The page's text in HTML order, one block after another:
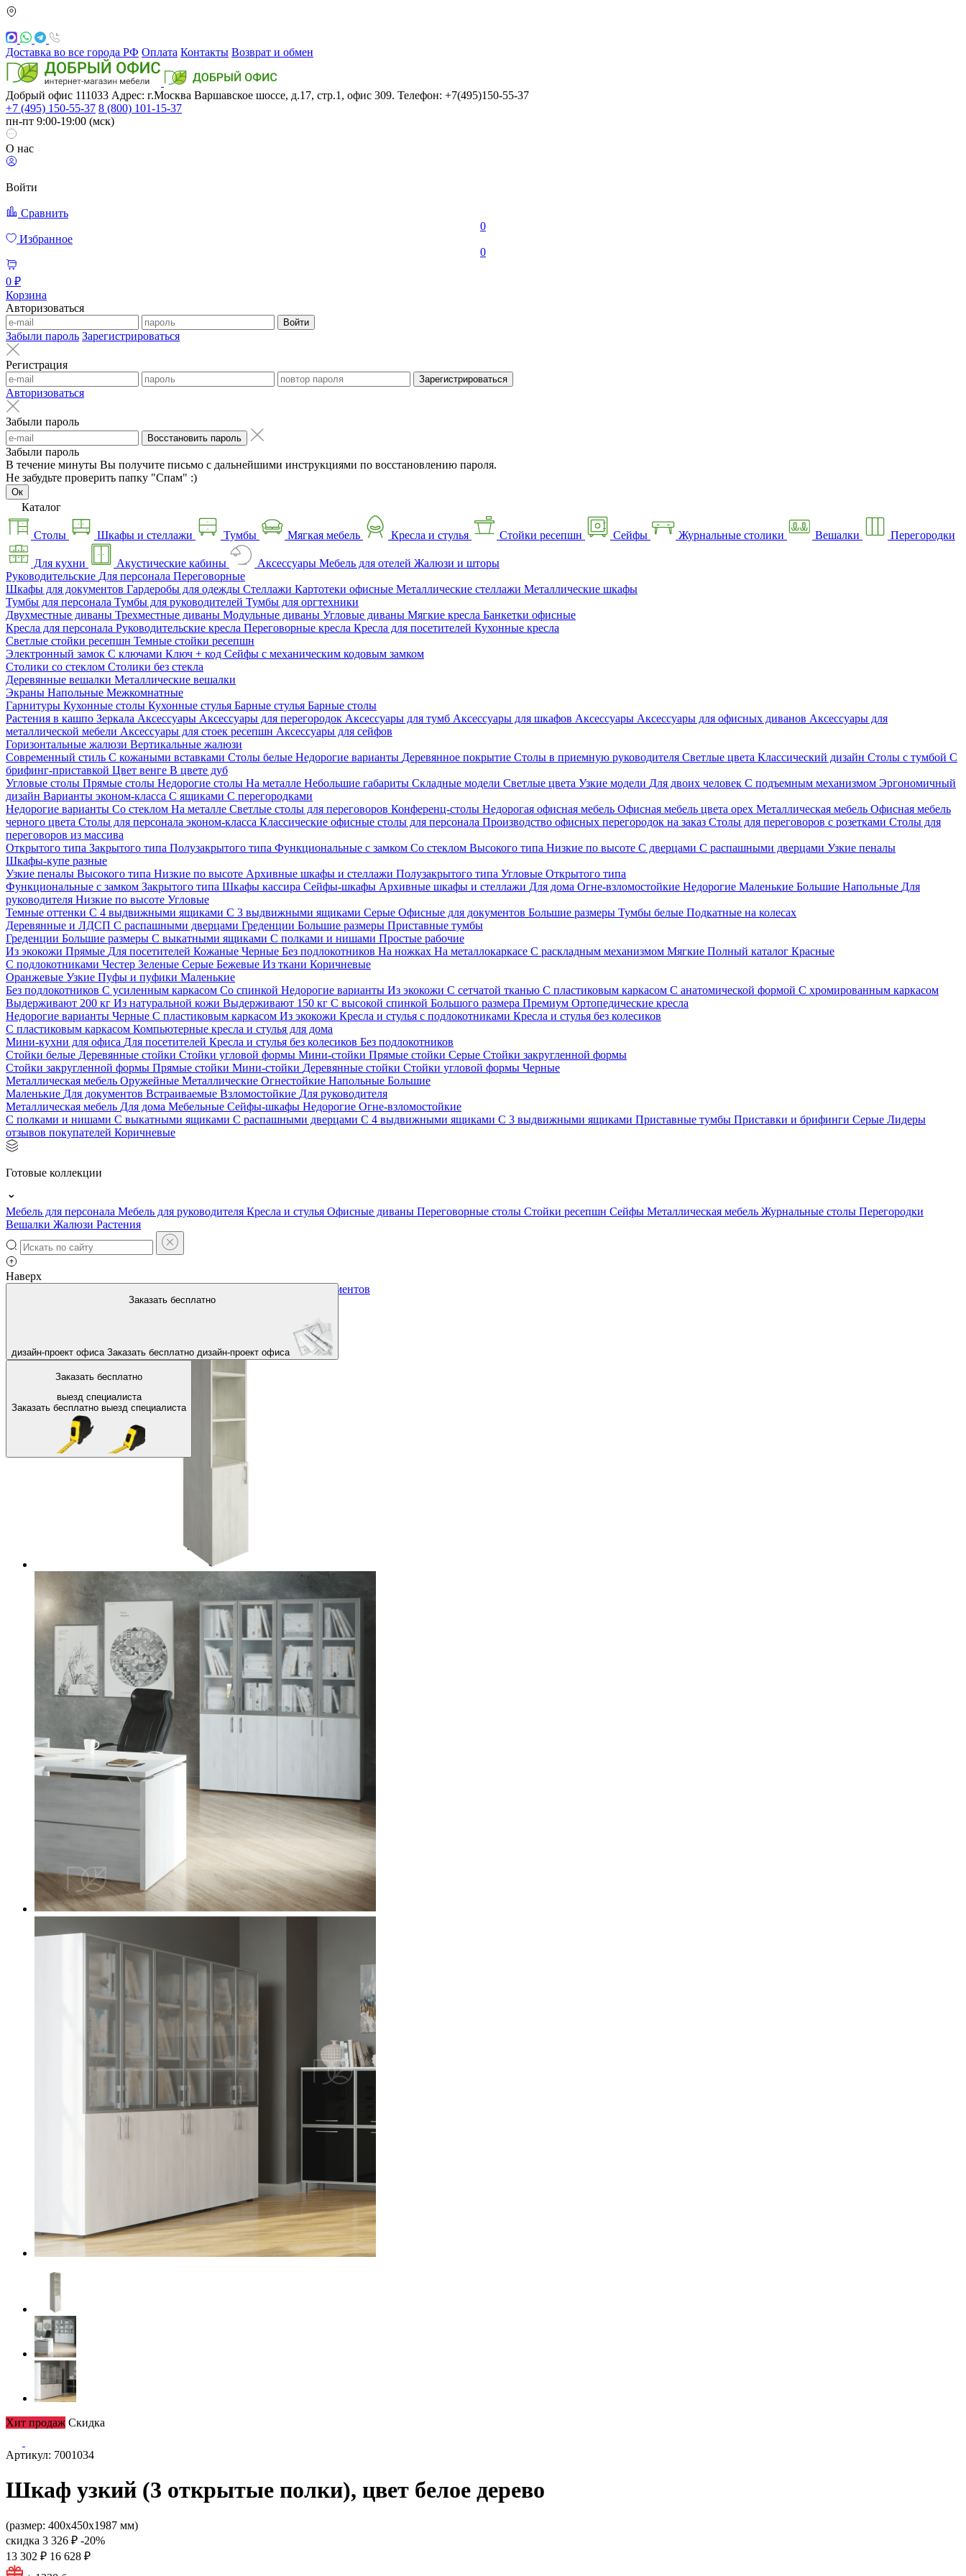
Доставка во все города РФ Оплата Контакты Возврат и обмен
Добрый офис 111033 Адрес: г.Москва Варшавское шоссе, д.17, стр.1, офис 309. Телефон: +7(495)150-55-37
+7 (495) 150-55-37 8 (800) 101-15-37
пн-пт 9:00-19:00 (мск)
О нас
Войти
Сравнить
0
Избранное
0
0 ₽
Корзина
Авторизоваться
Войти
Забыли пароль Зарегистрироваться
Регистрация
Зарегистрироваться
Авторизоваться
Забыли пароль
Восстановить пароль
Забыли пароль
В течение минуты Вы получите письмо с дальнейшими инструкциями по восстановлению пароля.
Не забудьте проверить папку "Спам" :)
Ок
Каталог
Столы Шкафы и стеллажи Тумбы Мягкая мебель Кресла и стулья Стойки ресепшн Сейфы Журнальные столики Вешалки Перегородки
Для кухни Акустические кабины Аксессуары Мебель для отелей Жалюзи и шторы
Руководительские Для персонала Переговорные
Шкафы для документов Гардеробы для одежды Стеллажи Картотеки офисные Металлические стеллажи Металлические шкафы
Тумбы для персонала Тумбы для руководителей Тумбы для оргтехники
Двухместные диваны Трехместные диваны Модульные диваны Угловые диваны Мягкие кресла Банкетки офисные
Кресла для персонала Руководительские кресла Переговорные кресла Кресла для посетителей Кухонные кресла
Светлые стойки ресепшн Темные стойки ресепшн
Электронный замок С ключами Ключ + код Сейфы с механическим кодовым замком
Столики со стеклом Столики без стекла
Деревянные вешалки Металлические вешалки
Экраны Напольные Межкомнатные
Гарнитуры Кухонные столы Кухонные стулья Барные стулья Барные столы
Растения в кашпо Зеркала Аксессуары Аксессуары для перегородок Аксессуары для тумб Аксессуары для шкафов Аксессуары Аксессуары для офисных диванов Аксессуары для
металлической мебели Аксессуары для стоек ресепшн Аксессуары для сейфов
Горизонтальные жалюзи Вертикальные жалюзи
Современный стиль С кожаными вставками Столы белые Недорогие варианты Деревянное покрытие Столы в приемную руководителя Светлые цвета Классический дизайн Столы с тумбой С
брифинг-приставкой Цвет венге В цвете дуб
Угловые столы Прямые столы Недорогие столы На металле Небольшие габариты Складные модели Светлые цвета Узкие модели Для двоих человек С подъемным механизмом Эргономичный
дизайн Варианты эконом-класса С ящиками С перегородками
Недорогие варианты Со стеклом На металле Светлые столы для переговоров Конференц-столы Недорогая офисная мебель Офисная мебель цвета орех Металлическая мебель Офисная мебель
черного цвета Столы для персонала эконом-класса Классические офисные столы для персонала Производство офисных перегородок на заказ Столы для переговоров с розетками Столы для
переговоров из массива
Открытого типа Закрытого типа Полузакрытого типа Функциональные с замком Со стеклом Высокого типа Низкие по высоте С дверцами С распашными дверцами Узкие пеналы
Шкафы-купе разные
Узкие пеналы Высокого типа Низкие по высоте Архивные шкафы и стеллажи Полузакрытого типа Угловые Открытого типа
Функциональные с замком Закрытого типа Шкафы кассира Сейфы-шкафы Архивные шкафы и стеллажи Для дома Огне-взломостойкие Недорогие Маленькие Большие Напольные Для
руководителя Низкие по высоте Угловые
Темные оттенки С 4 выдвижными ящиками С 3 выдвижными ящиками Серые Офисные для документов Большие размеры Тумбы белые Подкатные на колесах
Деревянные и ЛДСП С распашными дверцами Греденции Большие размеры Приставные тумбы
Греденции Большие размеры С выкатными ящиками С полками и нишами Простые рабочие
Из экокожи Прямые Для посетителей Кожаные Черные Без подлокотников На ножках На металлокаркасе С раскладным механизмом Мягкие Полный каталог Красные
С подлокотниками Честер Зеленые Серые Бежевые Из ткани Коричневые
Оранжевые Узкие Пуфы и пуфики Маленькие
Без подлокотников С усиленным каркасом Со спинкой Недорогие варианты Из экокожи С сетчатой тканью С пластиковым каркасом С анатомической формой С хромированным каркасом
Выдерживают 200 кг Из натуральной кожи Выдерживают 150 кг С высокой спинкой Большого размера Премиум Ортопедические кресла
Недорогие варианты Черные С пластиковым каркасом Из экокожи Кресла и стулья с подлокотниками Кресла и стулья без колесиков
С пластиковым каркасом Компьютерные кресла и стулья для дома
Мини-кухни для офиса Для посетителей Кресла и стулья без колесиков Без подлокотников
Стойки белые Деревянные стойки Стойки угловой формы Мини-стойки Прямые стойки Серые Стойки закругленной формы
Стойки закругленной формы Прямые стойки Мини-стойки Деревянные стойки Стойки угловой формы Черные
Металлическая мебель Оружейные Металлические Огнестойкие Напольные Большие
Маленькие Для документов Встраиваемые Взломостойкие Для руководителя
Металлическая мебель Для дома Мебельные Сейфы-шкафы Недорогие Огне-взломостойкие
С полками и нишами С выкатными ящиками С распашными дверцами С 4 выдвижными ящиками С 3 выдвижными ящиками Приставные тумбы Приставки и брифинги Серые Лидеры
отзывов покупателей Коричневые
Готовые коллекции
Мебель для персонала Мебель для руководителя Кресла и стулья Офисные диваны Переговорные столы Стойки ресепшн Сейфы Металлическая мебель Журнальные столы Перегородки
Вешалки Жалюзи Растения
Наверх
Заказать бесплатно
дизайн-проект офиса Заказать бесплатно дизайн-проект офиса
Заказать бесплатно
выезд специалиста
Заказать бесплатно выезд специалиста
На главную
Офисные шкафы для документов
Хит продаж Скидка
Артикул: 7001034
Шкаф узкий (3 открытые полки), цвет белое дерево
(размер: 400х450х1987 мм)
скидка 3 326 ₽ -20%
13 302 ₽ 16 628 ₽